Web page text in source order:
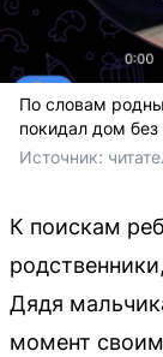
По словам
покидал дом
Источник:
К поискам
Дядя
момент